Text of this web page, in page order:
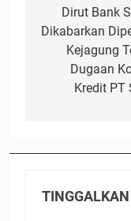
posDirut Bank
Dikabarkan
Kejagung
Dugaan
Kredit PT